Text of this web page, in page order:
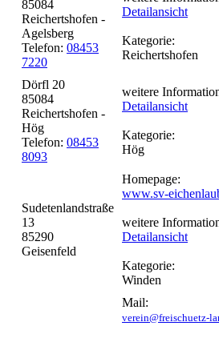
85084
Reichertshofen -
Agelsberg
Telefon: 08453
7220
Detailansicht
Kategorie:
Reichertshofen
Dörfl 20
85084
Reichertshofen -
Hög
Telefon: 08453
8093
weitere
Detailansicht
Kategorie:
Hög
Sudetenlandstraße
13
85290
Geisenfeld
Homepage:
www.sv-
weitere
Detailansicht
Kategorie:
Winden
Mail:
verein@freischuetz-